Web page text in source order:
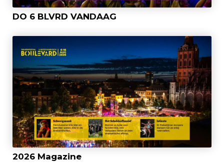
DO 6 BLVRD VANDAAG
2026 Magazine